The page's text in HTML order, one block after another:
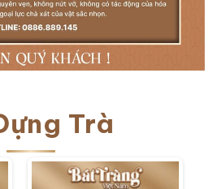
Trà